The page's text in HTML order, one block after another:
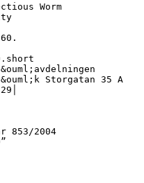
Worm
Storgatan 35 A
853/2004